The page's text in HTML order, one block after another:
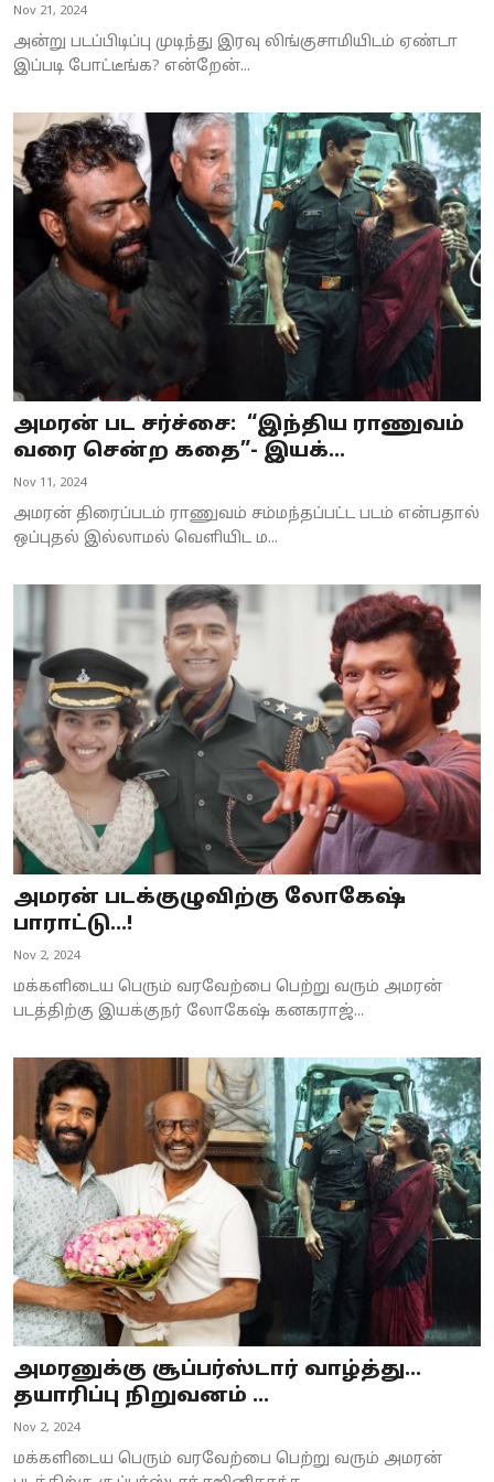
Nov 21, 2024
அன்று படப்பிடிப்பு முடிந்து இரவு லிங்குசாமியிடம் ஏண்டா
இப்படி போட்டீங்க? என்றேன்...
அமரன் பட சர்ச்சை: “இந்திய ராணுவம்
வரை சென்ற கதை”- இயக்...
Nov 11, 2024
அமரன் திரைப்படம் ராணுவம் சம்மந்தப்பட்ட படம் என்பதால்
ஒப்புதல் இல்லாமல் வெளியிட ம...
அமரன் படக்குழுவிற்கு லோகேஷ்
பாராட்டு…!
Nov 2, 2024
மக்களிடைய பெரும் வரவேற்பை பெற்று வரும் அமரன்
படத்திற்கு இயக்குநர் லோகேஷ் கனகராஜ்...
அமரனுக்கு சூப்பர்ஸ்டார் வாழ்த்து...
தயாரிப்பு நிறுவனம் ...
Nov 2, 2024
மக்களிடைய பெரும் வரவேற்பை பெற்று வரும் அமரன்